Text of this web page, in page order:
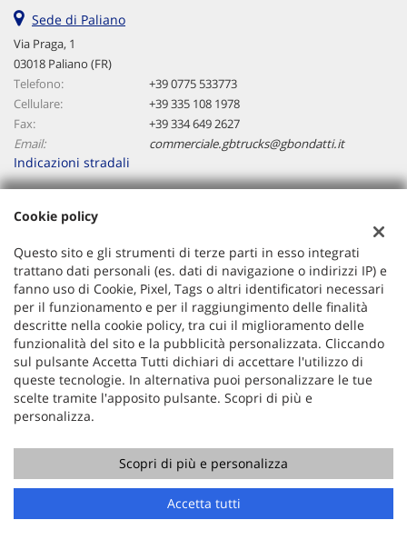
Contatta un consulente
Sede di Paliano
Via Praga, 1
03018 Paliano (FR)
Telefono:
+39 0775 533773
Cellulare:
+39 335 108 1978
Fax:
+39 334 649 2627
Email:
commerciale.gbtrucks@gbondatti.it
Indicazioni stradali
Dati fiscali:
Gb Trucks Srl
Via Praga, 1, Paliano (FR)
C.F/P.IVA:02669460608
Registro delle imprese:FR
Copyright © 2026 GestionaleAuto.com S.r.l., Tutti i diritti
riservati -Leggi l'informativa sulla privacy-Cookie Policy
GestionaleAuto.com
Cookie policy
Questo sito e gli strumenti di terze parti in esso integrati
trattano dati personali (es. dati di navigazione o indirizzi IP) e
fanno uso di Cookie, Pixel, Tags o altri identificatori necessari
per il funzionamento e per il raggiungimento delle finalità
descritte nella cookie policy, tra cui il miglioramento delle
funzionalità del sito e la pubblicità personalizzata. Cliccando
sul pulsante Accetta Tutti dichiari di accettare l'utilizzo di
queste tecnologie. In alternativa puoi personalizzare le tue
scelte tramite l'apposito pulsante. Scopri di più e
personalizza.
Scopri di più e personalizza
Accetta tutti